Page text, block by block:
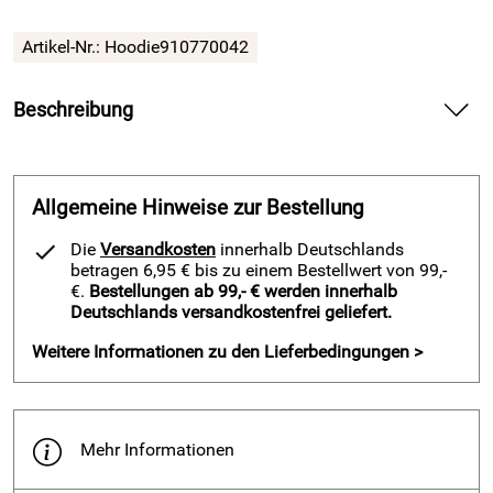
Artikel-Nr.: Hoodie910770042
Beschreibung
sportlichen Komfort für Training und Freizeit.
Spüre beim Trainingshoodie TAGETE v. ACERBIS, royalblau
die weiche Haptik und genieße atmungsaktive Frische bei
intensiven Einheiten. Profitiere von dem breiten, gerippten
Arm- und Hüftbund und halte bei kühlem Wetter deine
Wärme am Körper. Nutze die verstellbare Kapuze und den
während und nach dem Training.
Erlebe angenehmen, hautfreundlichen Tragekomfort
durch 100 Prozent Polyester mit 190 Gramm
Allgemeine Hinweise zur Bestellung
Die Versandkosten innerhalb Deutschlands
betragen 6,95 € bis zu einem Bestellwert von 99,-
€. Bestellungen ab 99,- € werden innerhalb
Deutschlands versandkostenfrei geliefert.
Weitere Informationen zu den Lieferbedingungen >
Mehr Informationen